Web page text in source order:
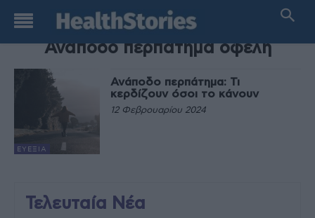
TAG
Ανάποδο περπάτημα οφέλη
ΕΥΕΞΊΑ
Ανάποδο περπάτημα: Τι
κερδίζουν όσοι το κάνουν
12 Φεβρουαρίου 2024
Τελευταία Νέα